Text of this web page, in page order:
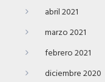
abril 2021
marzo 2021
febrero 2021
diciembre 2020